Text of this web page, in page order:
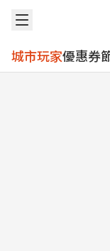
城市玩家優惠券